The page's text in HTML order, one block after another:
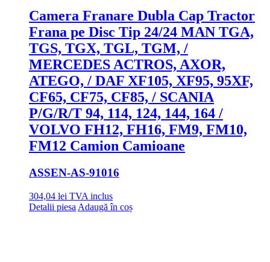
Camera Franare Dubla Cap Tractor
Frana pe Disc Tip 24/24 MAN TGA,
TGS, TGX, TGL, TGM, /
MERCEDES ACTROS, AXOR,
ATEGO, / DAF XF105, XF95, 95XF,
CF65, CF75, CF85, / SCANIA
P/G/R/T 94, 114, 124, 144, 164 /
VOLVO FH12, FH16, FM9, FM10,
FM12 Camion Camioane
ASSEN-AS-91016
304,04 lei TVA inclus
Detalii piesa Adaugă în coș